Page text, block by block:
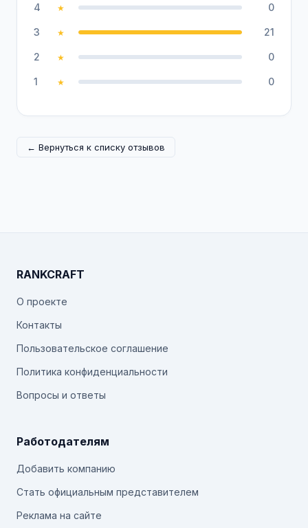
4 ★ 0
3 ★ 21
2 ★ 0
1 ★ 0
← Вернуться к списку отзывов
RANKCRAFT
О проекте
Контакты
Пользовательское соглашение
Политика конфиденциальности
Вопросы и ответы
Работодателям
Добавить компанию
Стать официальным представителем
Реклама на сайте